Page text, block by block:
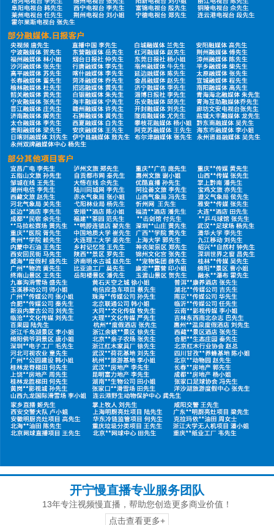
开宁慢直播专业服务团队
13年专注视频慢直播，帮助您创造更多商业价值！
点击查看更多+